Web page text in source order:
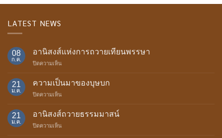
LATEST NEWS
08
ก.ค.
อานิสงส์แห่งการถวายเทียนพรรษา
ปิดความเห็น
ถวาย
พรรษา
21
ม.ค.
ความเป็นมาของบุษบก
ปิดความเห็น
ของ
21
ม.ค.
อานิสงส์ถวายธรรมมาสน์
ปิดความเห็น